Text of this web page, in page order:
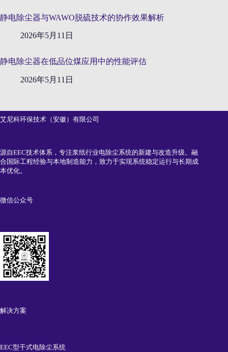
静电除尘器与WAWO脱硫技术的协作效果解析
2026年5月11日
静电除尘器在低品位煤应用中的性能评估
2026年5月11日
艾尼科环保技术（安徽）有限公司
源自EEC技术体系，专注浆纸行业电除尘系统的新建与改造升级。融
合国际工程经验与本地制造能力，致力于实现系统稳定运行与长期成
本优化。
微信公众号
解决方案
EEC型干式电除尘系统